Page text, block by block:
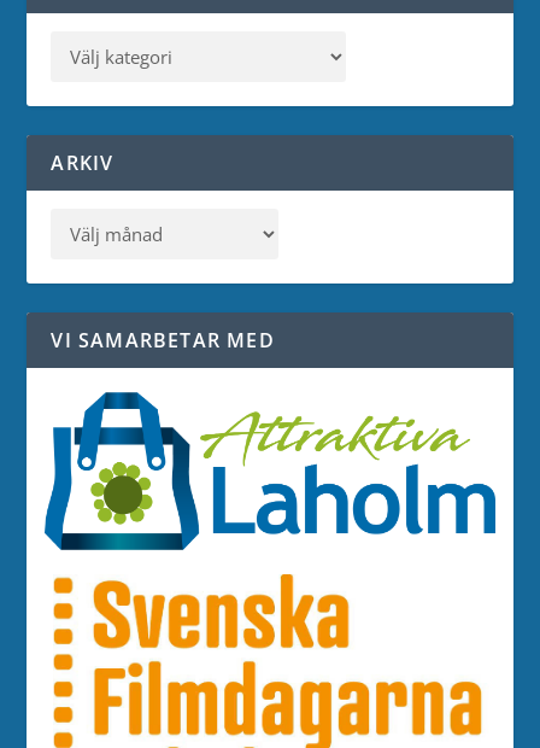
ARKIV
VI SAMARBETAR MED